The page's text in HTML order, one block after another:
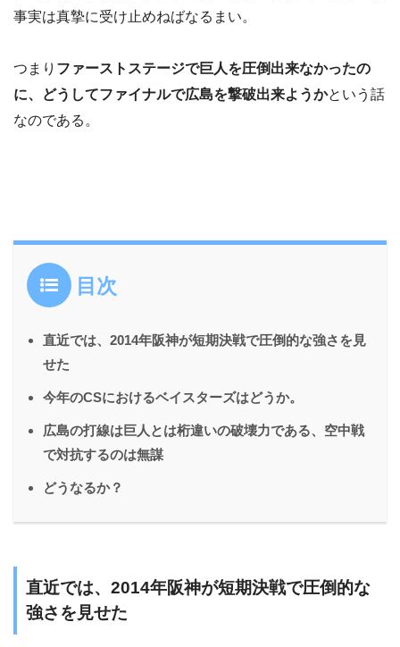
事実は真摯に受け止めねばなるまい。
つまり ファーストステージで巨人を圧倒出来なかったの
に、どうしてファイナルで広島を撃破出来ようかという話
なのである。
目次
直近では、2014年阪神が短期決戦で圧倒的な強さを見
せた
今年のCSにおけるベイスターズはどうか。
広島の打線は巨人とは桁違いの破壊力である、空中戦
で対抗するのは無謀
どうなるか？
直近では、2014年阪神が短期決戦で圧倒的な
強さを見せた